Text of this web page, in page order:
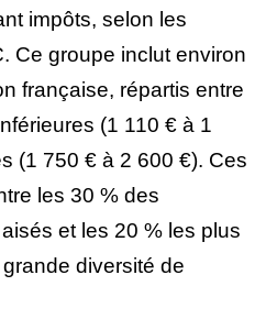
impôts, selon les
Ce groupe inclut environ
française, répartis entre
(1 110 € à 1
(1 750 € à 2 600 €). Ces
les 30 % des
et les 20 % les plus
diversité de